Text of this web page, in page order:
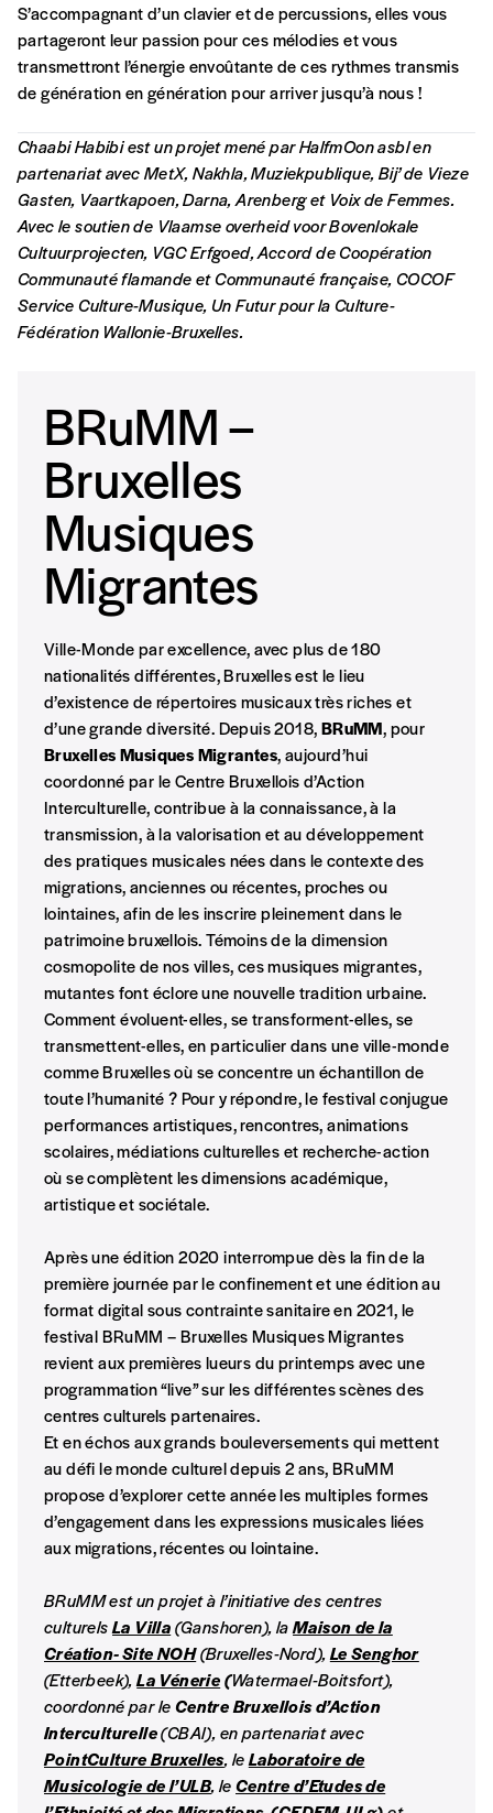
Se connecter
CONNEXION
Mot de passe oublié?
Créer un compte
Formulaire de
A partir de 2021,Imag, le magazine de l’interculturel,
Le prix libre est un mode de fixation du prix par
pour lui de payer le prix qu’il estime juste. Dans
d’affirmer notre attachement aux valeurs de solidarité,
notre publication. Cette valeur peut donc être
vous soutenez le travail de l’équipe de rédaction selon
En pratique
Vous vous abonnez pour l’année civile en cours ou
Vous indiquez si vous souhaitez recevoir la revue en
Vous renseignez vos coordonnées.
Vous versez le montant de votre choix sur le compte
numéro de la commande renseigné dans le mail de
NB: Vous pouvez choisir de participer financièrement
Ce paiement n’est pas indispensable. Il marque votre
NOS FORMULES
Abonnement
1 an = 5 numéros
20€*/an
*Prix indicatif, frais de port inclus
Par numéro
5€*
*Prix indicatif, frais de port inclus
S’accompagnant d’un clavier et de percussions, elles vous
partageront leur passion pour ces mélodies et vous
transmettront l’énergie envoûtante de ces rythmes transmis
de génération en génération pour arriver jusqu’à nous !
Chaabi Habibi est un projet mené par HalfmOon asblen
partenariat avecMetX, Nakhla, Muziekpublique, Bij’ de Vieze
Gasten, Vaartkapoen, Darna, Arenberg et Voix de Femmes.
Avec le soutien de Vlaamse overheid voor Bovenlokale
Cultuurprojecten, VGC Erfgoed, Accord de Coopération
Communauté flamande et Communauté française, COCOF
Service Culture-Musique, Un Futur pour la Culture-
Fédération Wallonie-Bruxelles.
BRuMM –
Bruxelles
Musiques
Migrantes
Ville-Monde par excellence, avec plus de 180
nationalités différentes, Bruxelles est le lieu
d’existence de répertoires musicaux très riches et
d’une grande diversité. Depuis 2018,BRuMM, pour
Bruxelles Musiques Migrantes, aujourd’hui
coordonné par le Centre Bruxellois d’Action
Interculturelle, contribue à la connaissance, à la
transmission, à la valorisation et au développement
des pratiques musicales nées dans le contexte des
migrations, anciennes ou récentes, proches ou
lointaines, afin de les inscrire pleinement dans le
patrimoine bruxellois. Témoins de la dimension
cosmopolite de nos villes, ces musiques migrantes,
mutantes font éclore une nouvelle tradition urbaine.
Comment évoluent-elles, se transforment-elles, se
transmettent-elles, en particulier dans une ville-monde
comme Bruxelles où se concentre un échantillon de
toute l’humanité ? Pour y répondre, le festival conjugue
performances artistiques, rencontres, animations
scolaires, médiations culturelles et recherche-action
où se complètent les dimensions académique,
artistique et sociétale.
Après une édition 2020 interrompue dès la fin de la
première journée par le confinement et une édition au
format digital sous contrainte sanitaire en 2021, le
festival BRuMM – Bruxelles Musiques Migrantes
revient aux premières lueurs du printemps avec une
programmation “live” sur les différentes scènes des
centres culturels partenaires.
Et en échos aux grands bouleversements qui mettent
au défi le monde culturel depuis 2 ans, BRuMM
propose d’explorer cette année les multiples formes
d’engagement dans les expressions musicales liées
aux migrations, récentes ou lointaine.
BRuMM est un projet à l’initiative des centres
culturelsLa Villa(Ganshoren), laMaison de la
Création- Site NOH(Bruxelles-Nord),Le Senghor
(Etterbeek),La Vénerie(Watermael-Boitsfort),
coordonné par leCentre Bruxellois d’Action
Interculturelle(CBAI), en partenariat avec
PointCulture Bruxelles, leLaboratoire de
Musicologie de l’ULB, leCentre d’Etudes de